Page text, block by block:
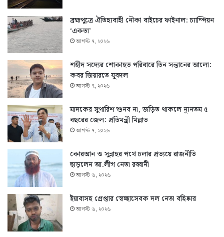
ব্রহ্মপুত্রে ঐতিহ্যবাহী নৌকা বাইচের ফাইনাল: চ্যাম্পিয়ন
‘একতা’
আগস্ট ৭, ২০২৬
শহীদ সদ্যের শোকাহত পরিবারে তিন সন্তানের আলো:
কবর জিয়ারতে যুবদল
আগস্ট ৭, ২০২৬
মাদকের সুপারিশ শুনব না, জড়িত থাকলে ন্যূনতম ৫
বছরের জেল: প্রতিমন্ত্রী মিল্লাত
আগস্ট ৭, ২০২৬
কোরআন ও সুন্নাহর পথে চলার প্রত্যয়ে রাজনীতি
ছাড়লেন আ.লীগ নেতা রব্বানী
আগস্ট ৬, ২০২৬
ইয়াবাসহ গ্রেপ্তার স্বেচ্ছাসেবক দল নেতা বহিষ্কার
আগস্ট ৬, ২০২৬